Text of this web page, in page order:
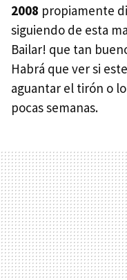
2008 propiamente
siguiendo de esta
Bailar! que tan
Habrá que ver si
aguantar el tirón o
pocas semanas.